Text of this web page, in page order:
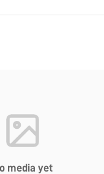
media yet